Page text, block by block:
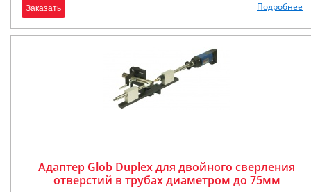
Заказать Подробнее
Адаптер Glob Duplex для двойного сверления
отверстий в трубах диаметром до 75мм